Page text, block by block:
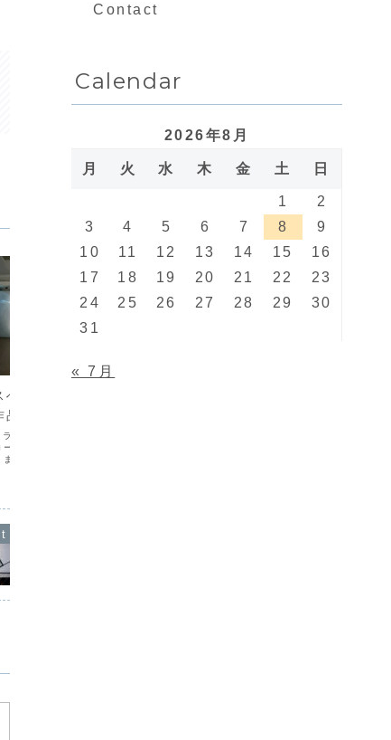
への想い 19
展
リーおいし1F第４
ムステンドグラス
した。暑い中にも
Contact
Calendar
2026年8月
月 火 水 木 金 土 日
1
2
3
4 5 6 7 8
9
10
11 12 13 14 15
16
17
18 19 20 21 22
23
24
25 26 27 28 29
30
31
« 7月